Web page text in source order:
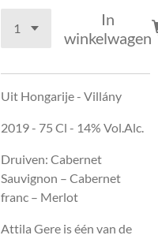
In
winkelwagen
Uit Hongarije - Villány
2019 - 75 Cl - 14% Vol.Alc.
Druiven: Cabernet
Sauvignon – Cabernet
franc – Merlot
Attila Gere is één van de